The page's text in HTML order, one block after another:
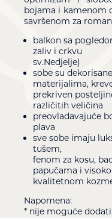
bojama i kamenom
savršenom za
balkon sa
zaliv i crkvu
sv.Nedjelje)
sobe su
materijalima,
prekriven
različitih veličina
preovladavajuće
plava
sve sobe imaju
tušem,
fenom za kosu,
papučama i visoko
kvalitetnom
Napomena:
* nije moguće